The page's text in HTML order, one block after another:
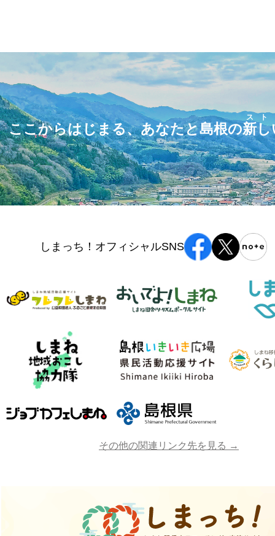
ここからはじまる、あなたと島根の新し
スト
しまっち！オフィシャルSNS
その他の関連リンク先を見る →